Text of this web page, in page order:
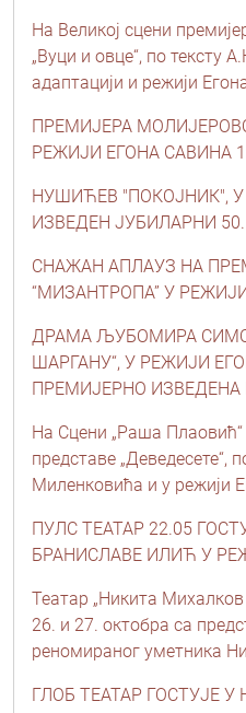
На Великој сцени
„Вуци и овце“, по тексту
адаптацији и режији
ПРЕМИЈЕРА
РЕЖИЈИ ЕГОНА САВИНА
НУШИЋЕВ "ПОКОЈНИК",
ИЗВЕДЕН ЈУБИЛАРНИ
СНАЖАН АПЛАУЗ НА
“МИЗАНТРОПА” У
ДРАМА ЉУБОМИРА
ШАРГАНУ“, У РЕЖИЈИ
ПРЕМИЈЕРНО ИЗВЕДЕНА
На Сцени „Раша
представе „Деведесете“,
Миленковића и у режији
ПУЛС ТЕАТАР 22.05
БРАНИСЛАВЕ ИЛИЋ У
Театар „Никитa Михалков
26. и 27. октобра са
реномираног уметника
ГЛОБ ТЕАТАР ГОСТУЈЕ